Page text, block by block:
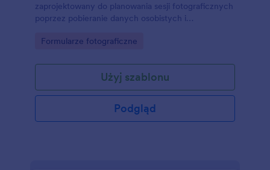
zaprojektowany do planowania sesji fotograficznych
poprzez pobieranie danych osobistych i
rodzaju sesji. Możesz dostosować dowolny z <a
templates/order-form/photography-order-
forms">szablonów formularza zamówienia
fotografii</a> w zależności od Twoich wymagań,
dodać więcej widgetów i wstawić formularz na
stronę lub używać bezpośrednio.
Go to Category:
Formularze fotograficzne
Użyj szablonu
Podgląd